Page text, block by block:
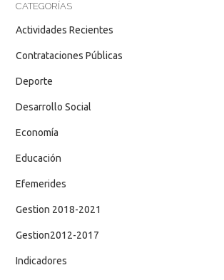
CATEGORÍAS
Actividades Recientes
Contrataciones Públicas
Deporte
Desarrollo Social
Economía
Educación
Efemerides
Gestion 2018-2021
Gestion2012-2017
Indicadores